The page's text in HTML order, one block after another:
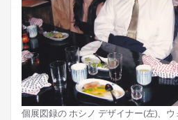
個展図録の ホシノ デザイナー(左)、